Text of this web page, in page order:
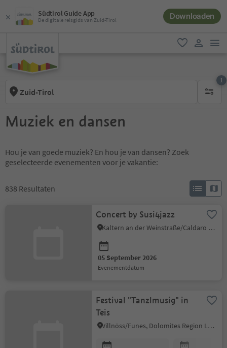
Südtirol Guide App
De digitale reisgids van Zuid-Tirol Downloaden
favoriet
Zuid-Tirol
1
1
Muziek en dansen
Hou je van goede muziek? En hou je van dansen? Zoek
geselecteerde evenementen voor je vakantie:
838 Resultaten
Concert by Susi4jazz
Kaltern an der Weinstraße/Caldaro sulla Strada del Vino, Alto Adige Wine Road
05 September 2026
evenementdatum
Festival "Tanzlmusig" in
Teis
Villnöss/Funes, Dolomites Region Lüsen Villnöss